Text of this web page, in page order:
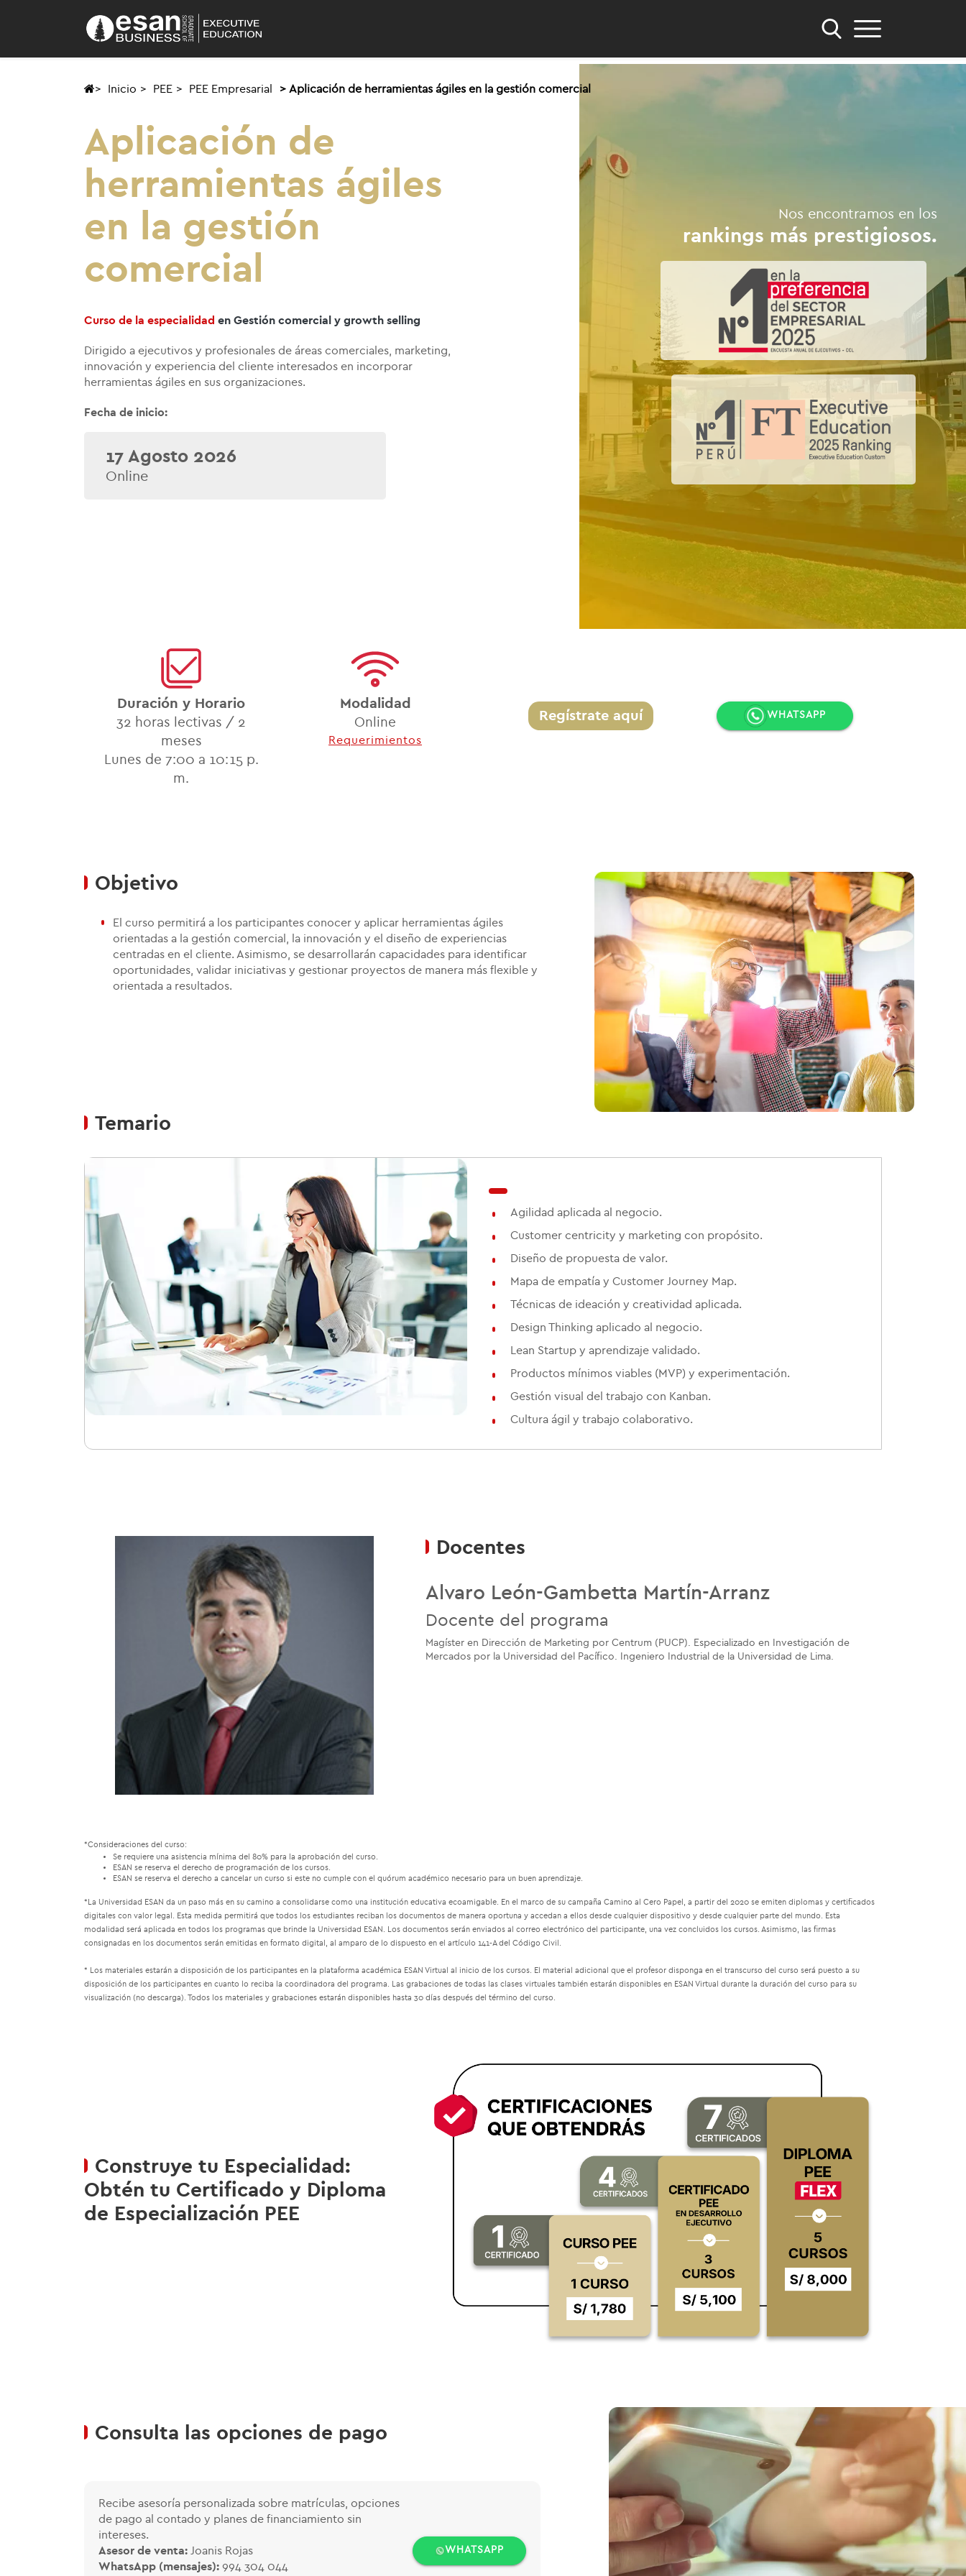
Inicio PEE PEE Empresarial Aplicación de herramientas ágiles en la gestión comercial
Aplicación de
herramientas ágiles
en la gestión
comercial
Curso de la especialidad en Gestión comercial y growth selling
Dirigido a ejecutivos y profesionales de áreas comerciales, marketing,
innovación y experiencia del cliente interesados en incorporar
herramientas ágiles en sus organizaciones.
Fecha de inicio:
17 Agosto 2026
Online
Nos encontramos en los
rankings más prestigiosos.
Duración y Horario
32 horas lectivas / 2
meses
Lunes de 7:00 a 10:15 p.
m.
Modalidad
Online
Requerimientos
Regístrate aquí WHATSAPP
Objetivo
El curso permitirá a los participantes conocer y aplicar herramientas ágiles
orientadas a la gestión comercial, la innovación y el diseño de experiencias
centradas en el cliente. Asimismo, se desarrollarán capacidades para identificar
oportunidades, validar iniciativas y gestionar proyectos de manera más flexible y
orientada a resultados.
Temario
Agilidad aplicada al negocio.
Customer centricity y marketing con propósito.
Diseño de propuesta de valor.
Mapa de empatía y Customer Journey Map.
Técnicas de ideación y creatividad aplicada.
Design Thinking aplicado al negocio.
Lean Startup y aprendizaje validado.
Productos mínimos viables (MVP) y experimentación.
Gestión visual del trabajo con Kanban.
Cultura ágil y trabajo colaborativo.
Docentes
Alvaro León-Gambetta Martín-Arranz
Docente del programa
Magíster en Dirección de Marketing por Centrum (PUCP). Especializado en Investigación de
Mercados por la Universidad del Pacífico. Ingeniero Industrial de la Universidad de Lima.
*Consideraciones del curso:
Se requiere una asistencia mínima del 80% para la aprobación del curso.
ESAN se reserva el derecho de programación de los cursos.
ESAN se reserva el derecho a cancelar un curso si este no cumple con el quórum académico necesario para un buen aprendizaje.
*La Universidad ESAN da un paso más en su camino a consolidarse como una institución educativa ecoamigable. En el marco de su campaña Camino al Cero Papel, a partir del 2020 se emiten diplomas y certificados
digitales con valor legal. Esta medida permitirá que todos los estudiantes reciban los documentos de manera oportuna y accedan a ellos desde cualquier dispositivo y desde cualquier parte del mundo. Esta
modalidad será aplicada en todos los programas que brinde la Universidad ESAN. Los documentos serán enviados al correo electrónico del participante, una vez concluidos los cursos. Asimismo, las firmas
consignadas en los documentos serán emitidas en formato digital, al amparo de lo dispuesto en el artículo 141-A del Código Civil.
* Los materiales estarán a disposición de los participantes en la plataforma académica ESAN Virtual al inicio de los cursos. El material adicional que el profesor disponga en el transcurso del curso será puesto a su
disposición de los participantes en cuanto lo reciba la coordinadora del programa. Las grabaciones de todas las clases virtuales también estarán disponibles en ESAN Virtual durante la duración del curso para su
visualización (no descarga). Todos los materiales y grabaciones estarán disponibles hasta 30 días después del término del curso.
Construye tu Especialidad:
Obtén tu Certificado y Diploma
de Especialización PEE
Consulta las opciones de pago
Recibe asesoría personalizada sobre matrículas, opciones
de pago al contado y planes de financiamiento sin
intereses.
Asesor de venta: Joanis Rojas
WhatsApp (mensajes): 994 304 044
WHATSAPP